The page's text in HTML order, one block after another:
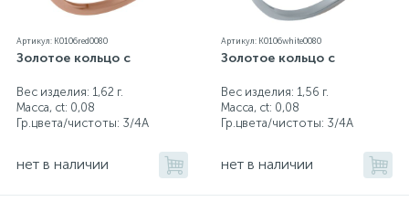
Артикул: K0106red0080
Золотое кольцо с
Вес изделия: 1,62 г.
Масса, ct: 0,08
Гр.цвета/чистоты: 3/4А
нет в наличии
Артикул: K0106white0080
Золотое кольцо с
Вес изделия: 1,56 г.
Масса, ct: 0,08
Гр.цвета/чистоты: 3/4А
нет в наличии